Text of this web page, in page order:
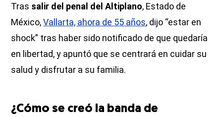
Tras salir del penal del Altiplano, Estado de
México,Vallarta, ahora de 55 años, dijo “estar en
shock” tras haber sido notificado de que quedaría
en libertad, y apuntó que se centrará en cuidar su
salud y disfrutar a su familia.
¿Cómo se creó la banda de